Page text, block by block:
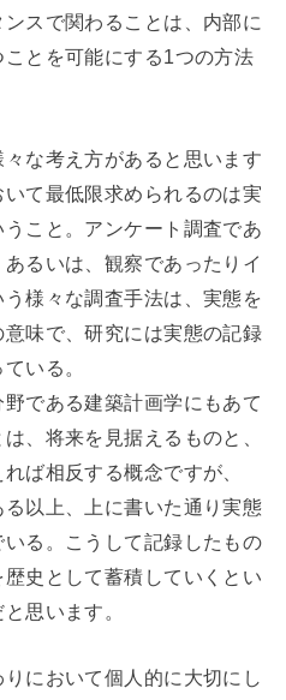
スで関わることは、内部に
とを可能にする1つの方法
な考え方があると思います
て最低限求められるのは実
こと。アンケート調査であ
るいは、観察であったりイ
様々な調査手法は、実態を
味で、研究には実態の記録
いる。
である建築計画学にもあて
、将来を見据えるものと、
ば相反する概念ですが、
る以上、上に書いた通り実態
る。こうして記録したもの
史として蓄積していくとい
思います。
りにおいて個人的に大切にし